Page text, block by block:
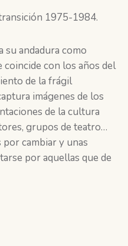
1975-1984.
su andadura como
con los años del
de la frágil
imágenes de los
de la cultura
grupos de teatro…
por cambiar y unas
por aquellas que de